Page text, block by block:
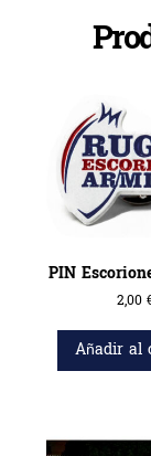
PIN
2,00
Añadir al